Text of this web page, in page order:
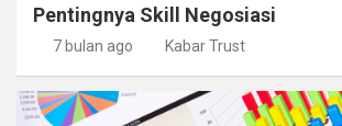
Pentingnya Skill Negosiasi
7 bulan ago Kabar Trust